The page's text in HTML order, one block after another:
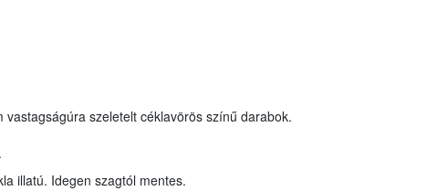
vastagságúra szeletelt céklavörös színű darabok.
illatú. Idegen szagtól mentes.